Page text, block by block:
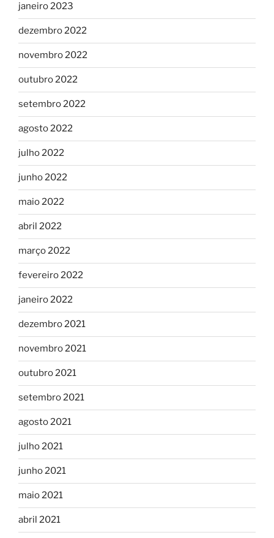
janeiro 2023
dezembro 2022
novembro 2022
outubro 2022
setembro 2022
agosto 2022
julho 2022
junho 2022
maio 2022
abril 2022
março 2022
fevereiro 2022
janeiro 2022
dezembro 2021
novembro 2021
outubro 2021
setembro 2021
agosto 2021
julho 2021
junho 2021
maio 2021
abril 2021